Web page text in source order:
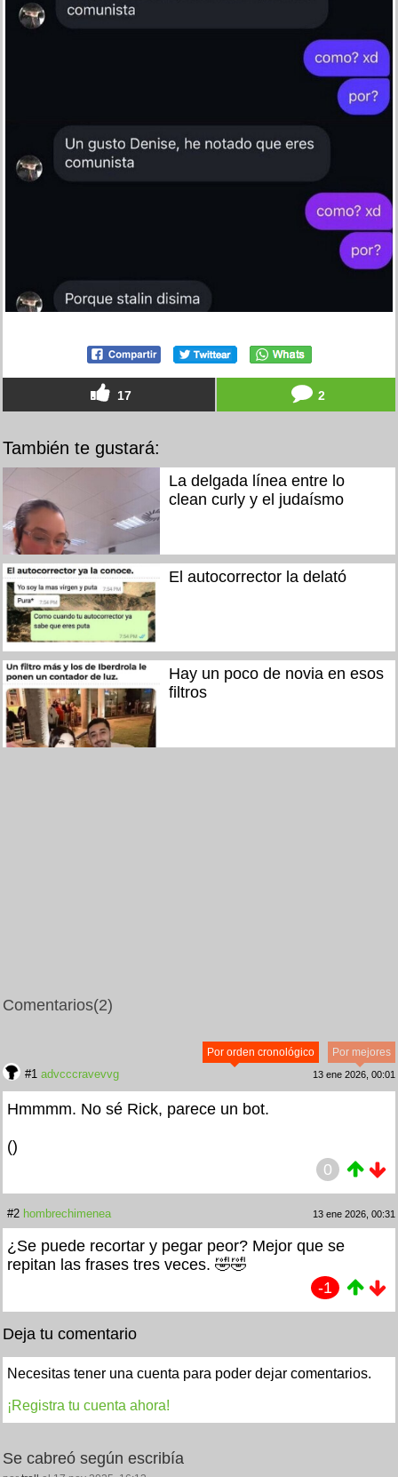
17 2
También te gustará:
La delgada línea entre lo
clean curly y el judaísmo
El autocorrector la delató
Hay un poco de novia en esos
filtros
Comentarios(2)
Por mejores
Por orden cronológico
#1 advcccravevvg 13 ene 2026, 00:01
Hmmmm. No sé Rick, parece un bot.
()
0
#2 hombrechimenea 13 ene 2026, 00:31
¿Se puede recortar y pegar peor? Mejor que se
repitan las frases tres veces. 🤣🤣
-1
Deja tu comentario
Necesitas tener una cuenta para poder dejar comentarios.
¡Registra tu cuenta ahora!
Se cabreó según escribía